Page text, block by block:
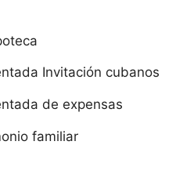
Invitación cubanos
de expensas
familiar